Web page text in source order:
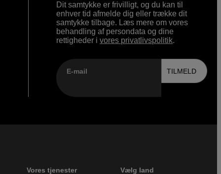
Dit samtykke er frivilligt, og du kan til
enhver tid afmelde dig eller trække dit
samtykke tilbage. Læs mere om vores
behandling af persondata og dine
rettigheder ivores privatlivspolitik.
E-mail TILMELD
Vores tjenester Vælg land